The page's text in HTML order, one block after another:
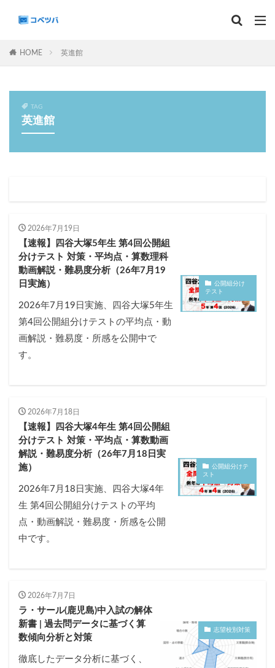
HOME 英進館
TAG
英進館
公開組分け
テスト
2026年7月19日
【速報】四谷大塚5年生 第4回公開組
分けテスト 対策・平均点・算数理科
動画解説・難易度分析（26年7月19
日実施）
2026年7月19日実施、四谷大塚5年生
第4回公開組分けテストの平均点・動
画解説・難易度・所感を公開中で
す。
公開組分けテ
スト
2026年7月18日
【速報】四谷大塚4年生 第4回公開組
分けテスト 対策・平均点・算数動画
解説・難易度分析（26年7月18日実
施）
2026年7月18日実施、四谷大塚4年
生 第4回公開組分けテストの平均
点・動画解説・難易度・所感を公開
中です。
志望校別対策
2026年7月7日
ラ・サール(鹿児島)中入試の解体
新書 | 過去問データに基づく算
数傾向分析と対策
徹底したデータ分析に基づく、
タグ
6年生
解体新書 保存版 学習法記事
学習相談への回答 コベツバradio（音声コンテンツ）
各No(ナンバー)についての話 ケアレスミス
SAPIXマンスリー確認/復習テスト
サピックスオープン 土曜特訓
前期(3月〜7月)
冬期(12月〜1月) サピックステキスト解説・対策
予習シリーズテキスト解説・対策
コベツバからのお知らせ 熱量
検索